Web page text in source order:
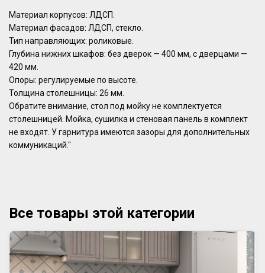
Материал корпусов: ЛДСП.
Материал фасадов: ЛДСП, стекло.
Тип направляющих: роликовые.
Глубина нижних шкафов: без дверок — 400 мм, с дверцами —
420 мм.
Опоры: регулируемые по высоте.
Толщина столешницы: 26 мм.
Обратите внимание, стол под мойку не комплектуется
столешницей. Мойка, сушилка и стеновая панель в комплект
не входят. У гарнитура имеются зазоры для дополнительных
коммуникаций."
Все товары этой категории